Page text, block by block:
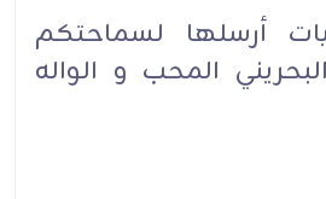
أرسلها لسماحتكم
المحب و الواله